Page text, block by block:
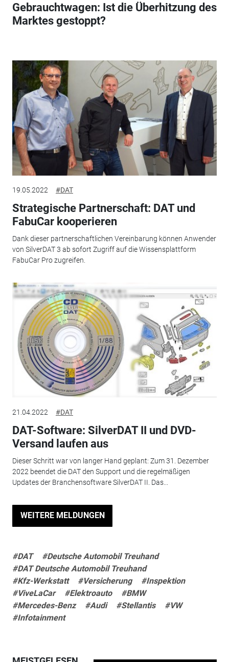
Gebrauchtwagen: Ist die Überhitzung des
Marktes gestoppt?
19.05.2022 #DAT
Strategische Partnerschaft: DAT und
FabuCar kooperieren
Dank dieser partnerschaftlichen Vereinbarung können Anwender
von SilverDAT 3 ab sofort Zugriff auf die Wissensplattform
FabuCar Pro zugreifen.
21.04.2022 #DAT
DAT-Software: SilverDAT II und DVD-
Versand laufen aus
Dieser Schritt war von langer Hand geplant: Zum 31. Dezember
2022 beendet die DAT den Support und die regelmäßigen
Updates der Branchensoftware SilverDAT II. Das...
WEITERE MELDUNGEN
#DAT
#Deutsche Automobil Treuhand
#DAT Deutsche Automobil Treuhand
#Kfz-Werkstatt
#Versicherung
#Inspektion
#ViveLaCar
#Elektroauto
#BMW
#Mercedes-Benz
#Audi #Stellantis
#VW
#Infotainment